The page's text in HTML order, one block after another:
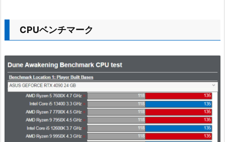
CPUベンチマーク